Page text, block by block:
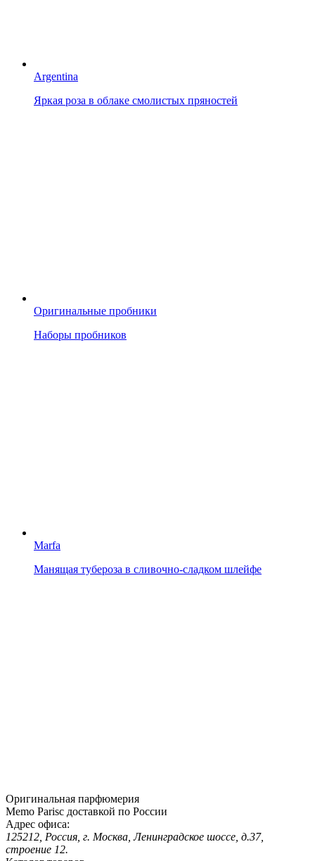
Argentina
Яркая роза в облаке смолистых пряностей
Оригинальные пробники
Наборы пробников
Marfa
Манящая тубероза в сливочно-сладком шлейфе
Оригинальная парфюмерия
Memo Parisс доставкой по России
Адрес офиса:
125212, Россия, г. Москва, Ленинградское шоссе, д.37,
строение 12.